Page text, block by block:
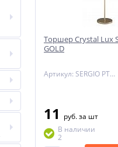
Торшер Crystal Lux
GOLD
Артикул: SERGIO PT1 GOLD
11 руб.за шт
В наличии
2